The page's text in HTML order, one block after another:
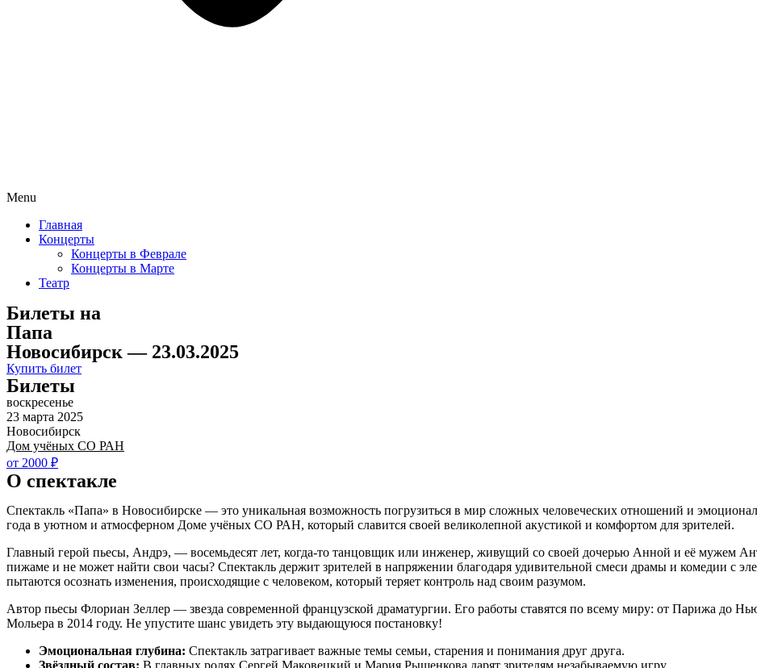
Menu
Главная
Концерты
Концерты в Феврале
Концерты в Марте
Театр
Билеты на
Папа
Новосибирск — 23.03.2025
Купить билет
Билеты
воскресенье
23 марта 2025
Новосибирск
Дом учёных СО РАН
от 2000 ₽
О спектакле
Спектакль «Папа» в Новосибирске — это уникальная возможность погрузиться в мир сложных человеческих отношений и
года в уютном и атмосферном Доме учёных СО РАН, который славится своей великолепной акустикой и комфортом для зрителей.
Главный герой пьесы, Андрэ, — восемьдесят лет, когда-то танцовщик или инженер, живущий со своей дочерью Анной и её мужем
пижаме и не может найти свои часы? Спектакль держит зрителей в напряжении благодаря удивительной смеси драмы и комедии с
пытаются осознать изменения, происходящие с человеком, который теряет контроль над своим разумом.
Автор пьесы Флориан Зеллер — звезда современной французской драматургии. Его работы ставятся по всему миру: от Парижа до
Мольера в 2014 году. Не упустите шанс увидеть эту выдающуюся постановку!
Эмоциональная глубина: Спектакль затрагивает важные темы семьи, старения и понимания друг друга.
Звёздный состав: В главных ролях Сергей Маковецкий и Мария Рыщенкова дарят зрителям незабываемую игру.